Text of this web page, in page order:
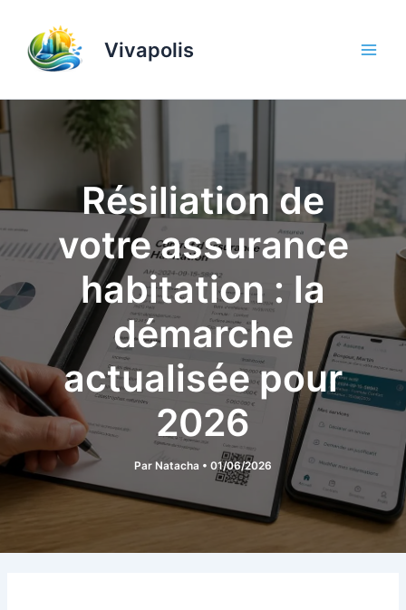
contenu
Vivapolis
Résiliation de
votre assurance
habitation : la
démarche
actualisée pour
2026
Par Natacha • 01/06/2026